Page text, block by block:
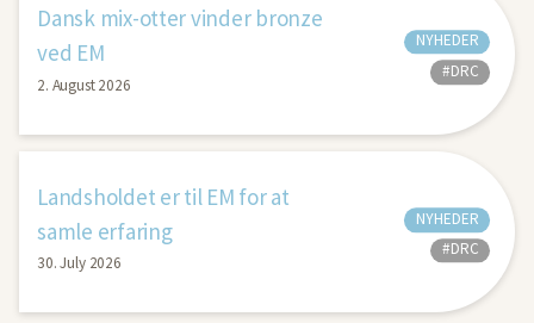
Dansk mix-otter vinder bronze
ved EM
2. August 2026
NYHEDER
#DRC
Landsholdet er til EM for at
samle erfaring
30. July 2026
NYHEDER
#DRC